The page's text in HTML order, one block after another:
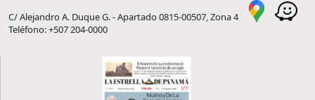
C/ Alejandro A. Duque G. - Apartado 0815-00507, Zona 4
Teléfono: +507 204-0000